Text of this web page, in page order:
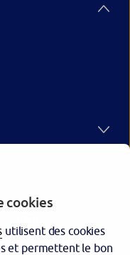
cookies
utilisent des cookies
et permettent le bon